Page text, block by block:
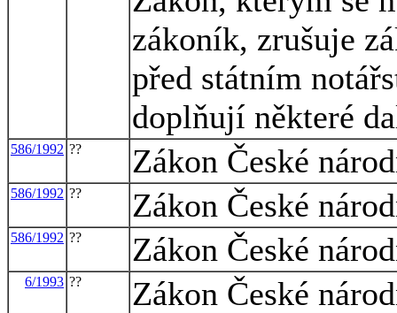
zákoník, zrušuje
před státním
doplňují některé
586/1992 ?? Zákon České
586/1992 ?? Zákon České
586/1992 ?? Zákon České
6/1993 ?? Zákon České